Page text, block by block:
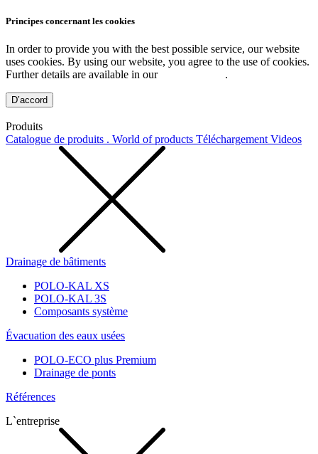
Principes concernant les cookies
In order to provide you with the best possible service, our website
uses cookies. By using our website, you agree to the use of cookies.
Further details are available in our
.
D’accord
Produits
Catalogue de produits . World of products Téléchargement Videos
Drainage de bâtiments
POLO-KAL XS
POLO-KAL 3S
Composants système
Évacuation des eaux usées
POLO-ECO plus Premium
Drainage de ponts
Références
L`entreprise